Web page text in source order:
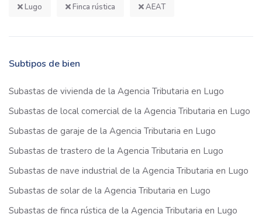
Lugo Finca rústica AEAT
Subtipos de bien
Subastas de vivienda de la Agencia Tributaria en Lugo
Subastas de local comercial de la Agencia Tributaria en Lugo
Subastas de garaje de la Agencia Tributaria en Lugo
Subastas de trastero de la Agencia Tributaria en Lugo
Subastas de nave industrial de la Agencia Tributaria en Lugo
Subastas de solar de la Agencia Tributaria en Lugo
Subastas de finca rústica de la Agencia Tributaria en Lugo